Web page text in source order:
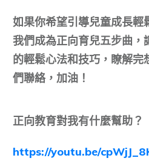
如果你希望引導兒童成長輕
我們成為正向育兒五步曲，
的輕鬆心法和技巧，瞭解完
們聯絡，加油！
正向教育對我有什麼幫助？
https://youtu.be/